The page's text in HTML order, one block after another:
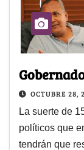
OCTUBRE 28,
La suerte de
políticos que
tendrán que